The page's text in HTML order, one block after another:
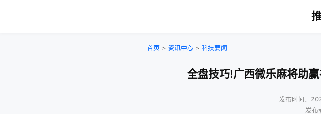
首页 > 资讯中心 > 科技要闻
全盘技巧!广西微乐麻将助
发布时间：
发布